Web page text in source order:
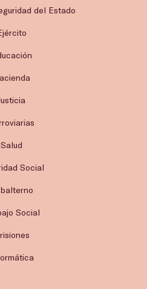
del Estado
Salud
Social
Social